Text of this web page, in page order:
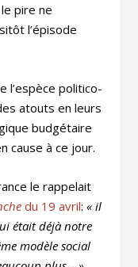
pire ne
l’épisode
l’espèce politico-
atouts en leurs
budgétaire
cause à ce jour.
le rappelait
du 19 avril:« il
était déjà notre
modèle social